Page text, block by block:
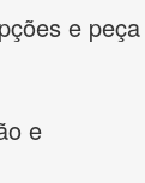
e peça
e